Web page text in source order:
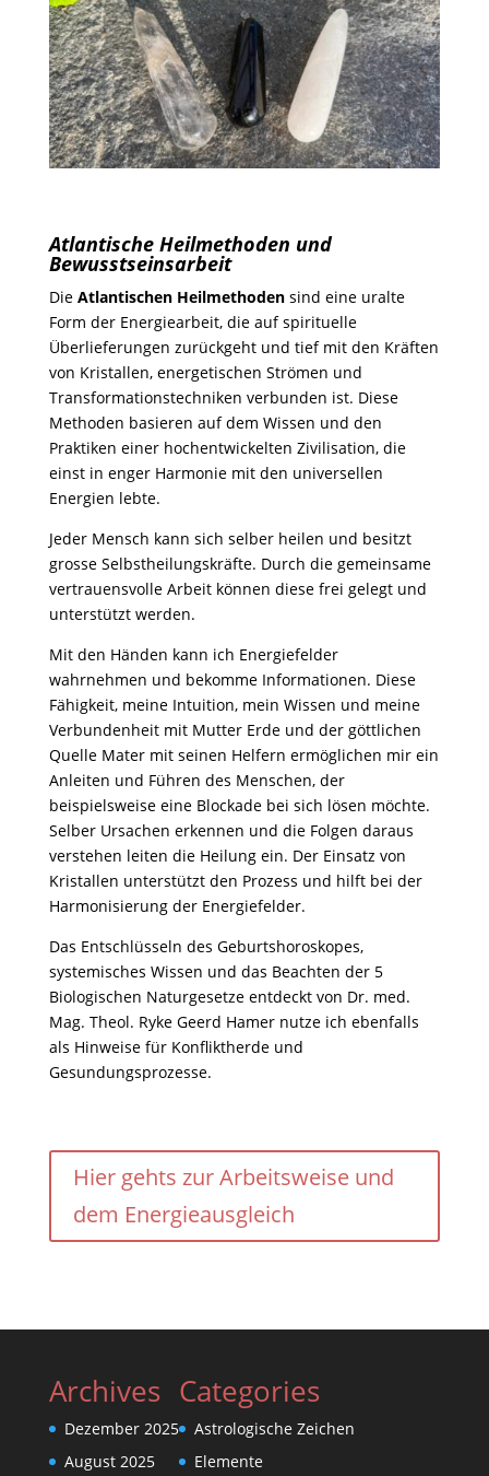
Atlantische Heilmethoden und
Bewusstseinsarbeit
Die Atlantischen Heilmethodensind eine uralte
Form der Energiearbeit, die auf spirituelle
Überlieferungen zurückgeht und tief mit den Kräften
von Kristallen, energetischen Strömen und
Transformationstechniken verbunden ist. Diese
Methoden basieren auf dem Wissen und den
Praktiken einer hochentwickelten Zivilisation, die
einst in enger Harmonie mit den universellen
Energien lebte.
Jeder Mensch kann sich selber heilen und besitzt
grosse Selbstheilungskräfte. Durch die gemeinsame
vertrauensvolle Arbeit können diese frei gelegt und
unterstützt werden.
Mit den Händen kann ich Energiefelder
wahrnehmen und bekomme Informationen. Diese
Fähigkeit, meine Intuition, mein Wissen und meine
Verbundenheit mit Mutter Erde und der göttlichen
Quelle Mater mit seinen Helfern ermöglichen mir ein
Anleiten und Führen des Menschen, der
beispielsweise eine Blockade bei sich lösen möchte.
Selber Ursachen erkennen und die Folgen daraus
verstehen leiten die Heilung ein. Der Einsatz von
Kristallen unterstützt den Prozess und hilft bei der
Harmonisierung der Energiefelder.
Das Entschlüsseln des Geburtshoroskopes,
systemisches Wissen und das Beachten der 5
Biologischen Naturgesetze entdeckt von Dr. med.
Mag. Theol. Ryke Geerd Hamer nutze ich ebenfalls
als Hinweise für Konfliktherde und
Gesundungsprozesse.
Hier gehts zur Arbeitsweise und
dem Energieausgleich
Archives
Dezember 2025
August 2025
Categories
Astrologische Zeichen
Elemente